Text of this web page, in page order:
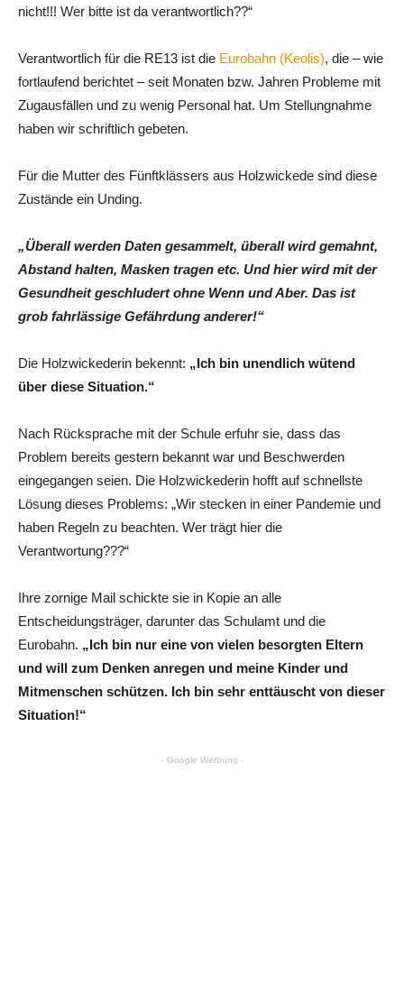
nicht!!! Wer bitte ist da verantwortlich??“
Verantwortlich für die RE13 ist die Eurobahn (Keolis), die – wie
fortlaufend berichtet – seit Monaten bzw. Jahren Probleme mit
Zugausfällen und zu wenig Personal hat. Um Stellungnahme
haben wir schriftlich gebeten.
Für die Mutter des Fünftklässers aus Holzwickede sind diese
Zustände ein Unding.
„Überall werden Daten gesammelt, überall wird gemahnt,
Abstand halten, Masken tragen etc. Und hier wird mit der
Gesundheit geschludert ohne Wenn und Aber. Das ist
grob fahrlässige Gefährdung anderer!“
Die Holzwickederin bekennt: „Ich bin unendlich wütend
über diese Situation.“
Nach Rücksprache mit der Schule erfuhr sie, dass das
Problem bereits gestern bekannt war und Beschwerden
eingegangen seien. Die Holzwickederin hofft auf schnellste
Lösung dieses Problems: „Wir stecken in einer Pandemie und
haben Regeln zu beachten. Wer trägt hier die
Verantwortung???“
Ihre zornige Mail schickte sie in Kopie an alle
Entscheidungsträger, darunter das Schulamt und die
Eurobahn. „Ich bin nur eine von vielen besorgten Eltern
und will zum Denken anregen und meine Kinder und
Mitmenschen schützen. Ich bin sehr enttäuscht von dieser
Situation!“
- Google Werbung -